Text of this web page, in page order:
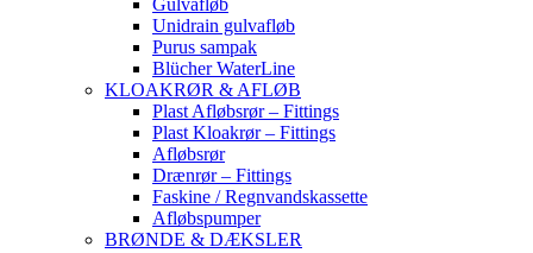
Gulvafløb
Unidrain gulvafløb
Purus sampak
Blücher WaterLine
KLOAKRØR & AFLØB
Plast Afløbsrør – Fittings
Plast Kloakrør – Fittings
Afløbsrør
Drænrør – Fittings
Faskine / Regnvandskassette
Afløbspumper
BRØNDE & DÆKSLER